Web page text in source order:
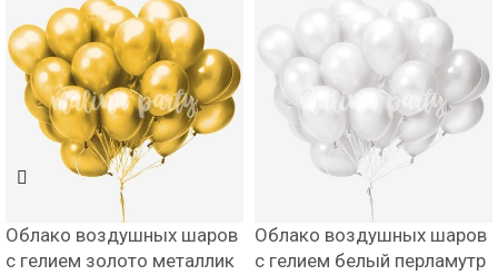
Облако воздушных шаров
с гелием золото металлик
Облако воздушных шаров
с гелием белый перламутр